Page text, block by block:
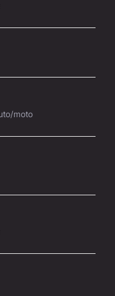
moto